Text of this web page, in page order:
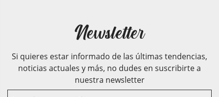
Newsletter
Si quieres estar informado de las últimas tendencias,
noticias actuales y más, no dudes en suscribirte a
nuestra newsletter